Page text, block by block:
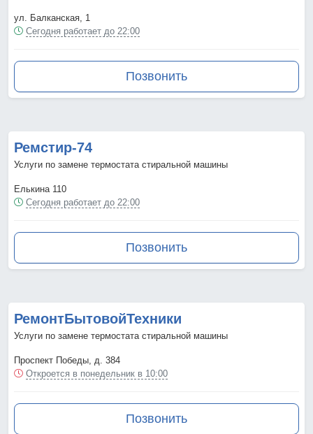
ул. Балканская, 1
Сегодня работает до 22:00
Позвонить
Ремстир-74
Услуги по замене термостата стиральной машины
Елькина 110
Сегодня работает до 22:00
Позвонить
РемонтБытовойТехники
Услуги по замене термостата стиральной машины
Проспект Победы, д. 384
Откроется в понедельник в 10:00
Позвонить